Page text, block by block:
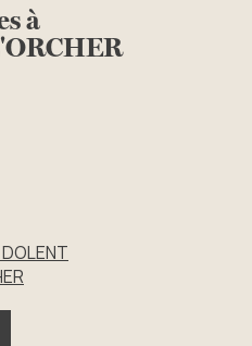
à